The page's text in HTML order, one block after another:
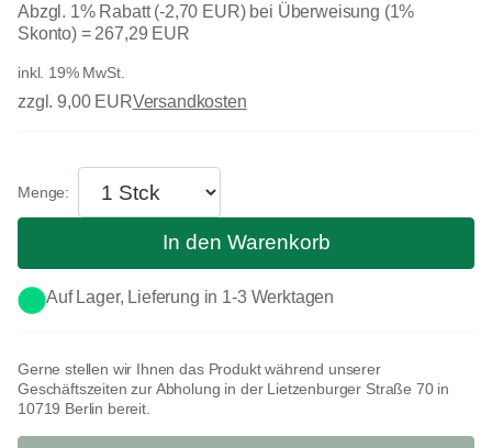
Abzgl. 1% Rabatt (-2,70 EUR) bei Überweisung (1%
Skonto) = 267,29 EUR
inkl. 19% MwSt.
zzgl. 9,00 EURVersandkosten
Gerne stellen wir Ihnen das Produkt während unserer
Geschäftszeiten zur Abholung in der Lietzenburger Straße 70 in
10719 Berlin bereit.
Auf Lager, Lieferung in 1-3 Werktagen
In den Warenkorb